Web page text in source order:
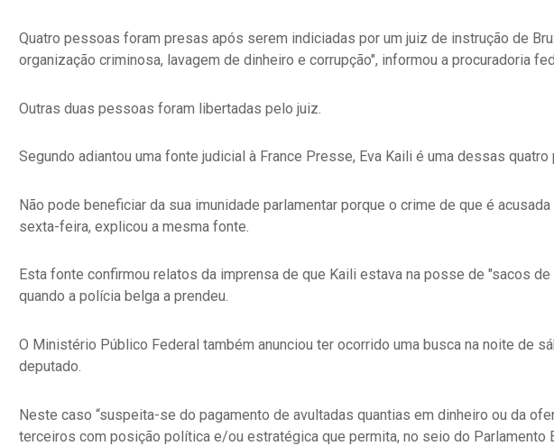
Quatro pessoas foram presas após serem indiciadas por um juiz de instrução de
organização criminosa, lavagem de dinheiro e corrupção", informou a procuradoria
Outras duas pessoas foram libertadas pelo juiz.
Segundo adiantou uma fonte judicial à France Presse, Eva Kaili é uma dessas
Não pode beneficiar da sua imunidade parlamentar porque o crime de que é
sexta-feira, explicou a mesma fonte.
Esta fonte confirmou relatos da imprensa de que Kaili estava na posse de "sacos
quando a polícia belga a prendeu.
O Ministério Público Federal também anunciou ter ocorrido uma busca na noite de
deputado.
Neste caso “suspeita-se do pagamento de avultadas quantias em dinheiro ou da
terceiros com posição política e/ou estratégica que permita, no seio do Parlamento